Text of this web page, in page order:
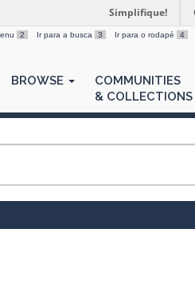
Simplifique!
2 Ir para a busca 3 Ir para o rodapé 4
BROWSE
COMMUNITIES
& COLLECTIONS